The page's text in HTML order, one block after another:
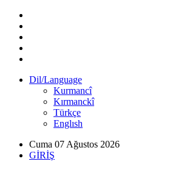
Dil/Language
Kurmancî
Kırmanckî
Türkçe
Englısh
Cuma 07 Ağustos 2026
GİRİŞ